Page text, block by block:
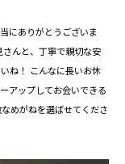
にありがとうございま
んと、丁寧で親切な安
ね！ こんなに長いお休
アップしてお会いできる
めがねを選ばせてくださ